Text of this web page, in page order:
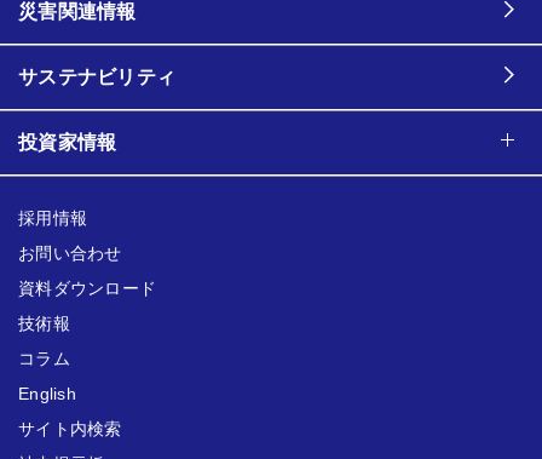
災害関連情報
サステナビリティ
投資家情報
採用情報
お問い合わせ
資料ダウンロード
技術報
コラム
English
サイト内検索